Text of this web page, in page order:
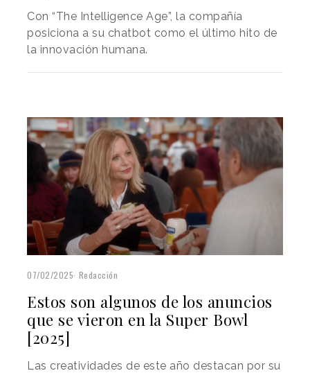
Con “The Intelligence Age”, la compañía
posiciona a su chatbot como el último hito de
la innovación humana.
07/02/2025 Redacción
Estos son algunos de los anuncios
que se vieron en la Super Bowl
[2025]
Las creatividades de este año destacan por su